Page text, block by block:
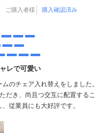
ご購入者様
購入確認済み
レで可愛い
のチェア入れ替えをしました。
だき、尚且つ交互に配置する
従業員にも大好評です。